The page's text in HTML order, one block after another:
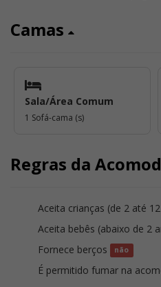
Camas
Sala/Área Comum
1 Sofá-cama (s)
Regras da
Aceita crianças (de 2 até
Aceita bebês (abaixo de 2
Fornece berços não
É permitido fumar na